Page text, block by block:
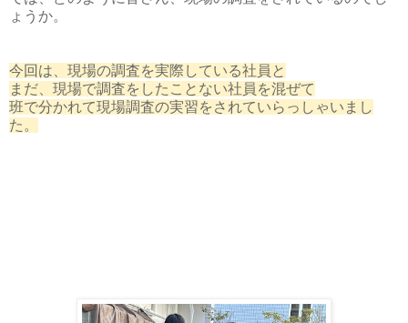
ょうか。
今回は、現場の調査を実際している社員と
まだ、現場で調査をしたことない社員を混ぜて
班で分かれて現場調査の実習をされていらっしゃいまし
た。